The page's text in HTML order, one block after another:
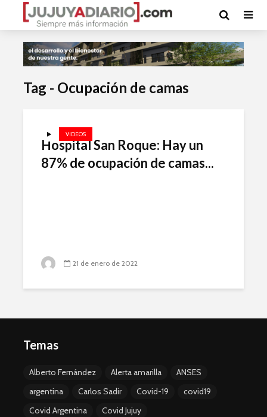
Tag - Ocupación de camas
VIDEOS
Hospital San Roque: Hay un
87% de ocupación de camas...
21 de enero de 2022
Temas
Alberto Fernández Alerta amarilla
ANSES
argentina
Carlos Sadir Covid-19
covid19
Covid Argentina
Covid Jujuy